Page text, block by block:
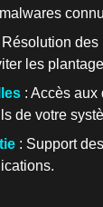
Résolution des
les
: Accès aux
de votre
: Support